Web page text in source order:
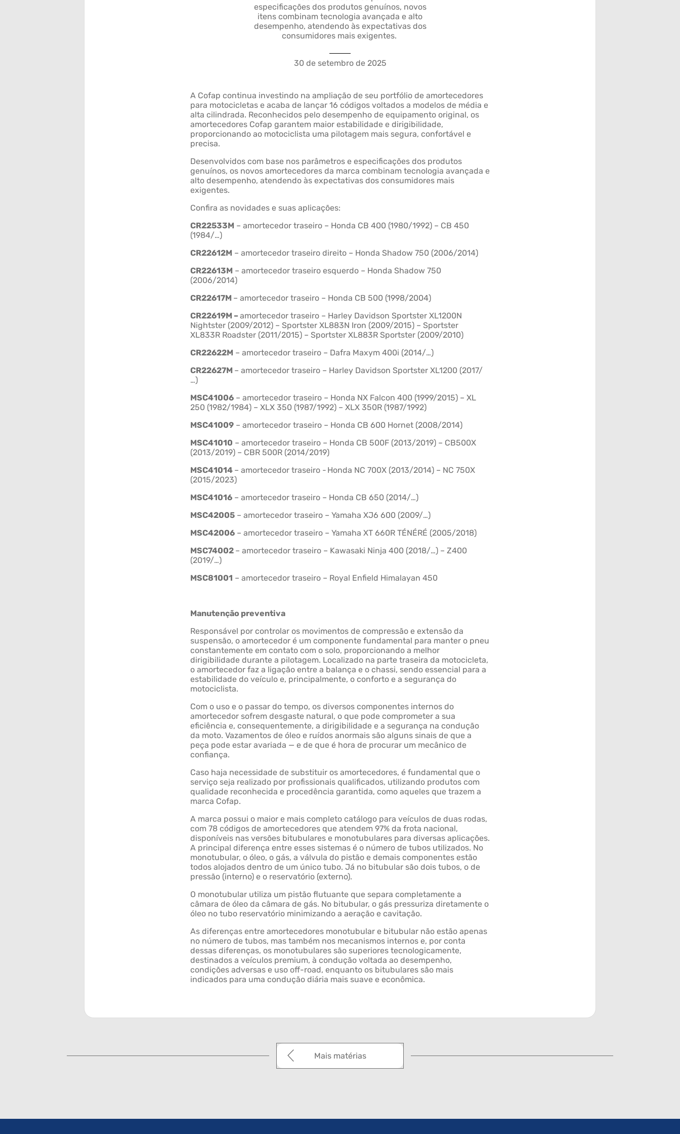
especificações dos produtos genuínos, novos
itens combinam tecnologia avançada e alto
desempenho, atendendo às expectativas dos
consumidores mais exigentes.
30 de setembro de 2025
A Cofap continua investindo na ampliação de seu portfólio de amortecedores
para motocicletas e acaba de lançar 16 códigos voltados a modelos de média e
alta cilindrada. Reconhecidos pelo desempenho de equipamento original, os
amortecedores Cofap garantem maior estabilidade e dirigibilidade,
proporcionando ao motociclista uma pilotagem mais segura, confortável e
precisa.
Desenvolvidos com base nos parâmetros e especificações dos produtos
genuínos, os novos amortecedores da marca combinam tecnologia avançada e
alto desempenho, atendendo às expectativas dos consumidores mais
exigentes.
Confira as novidades e suas aplicações:
CR22533M – amortecedor traseiro – Honda CB 400 (1980/1992) – CB 450
(1984/…)
CR22612M – amortecedor traseiro direito – Honda Shadow 750 (2006/2014)
CR22613M – amortecedor traseiro esquerdo – Honda Shadow 750
(2006/2014)
CR22617M – amortecedor traseiro – Honda CB 500 (1998/2004)
CR22619M –amortecedor traseiro – Harley Davidson Sportster XL1200N
Nightster (2009/2012) – Sportster XL883N Iron (2009/2015) – Sportster
XL833R Roadster (2011/2015) – Sportster XL883R Sportster (2009/2010)
CR22622M – amortecedor traseiro – Dafra Maxym 400i (2014/…)
CR22627M – amortecedor traseiro – Harley Davidson Sportster XL1200 (2017/
…)
MSC41006 – amortecedor traseiro – Honda NX Falcon 400 (1999/2015) – XL
250 (1982/1984) – XLX 350 (1987/1992) – XLX 350R (1987/1992)
MSC41009 – amortecedor traseiro – Honda CB 600 Hornet (2008/2014)
MSC41010 – amortecedor traseiro – Honda CB 500F (2013/2019) – CB500X
(2013/2019) – CBR 500R (2014/2019)
MSC41014 – amortecedor traseiro - Honda NC 700X (2013/2014) – NC 750X
(2015/2023)
MSC41016 – amortecedor traseiro – Honda CB 650 (2014/…)
MSC42005 – amortecedor traseiro – Yamaha XJ6 600 (2009/…)
MSC42006 – amortecedor traseiro – Yamaha XT 660R TÉNÉRÉ (2005/2018)
MSC74002 – amortecedor traseiro – Kawasaki Ninja 400 (2018/…) – Z400
(2019/…)
MSC81001 – amortecedor traseiro – Royal Enfield Himalayan 450
Manutenção preventiva
Responsável por controlar os movimentos de compressão e extensão da
suspensão, o amortecedor é um componente fundamental para manter o pneu
constantemente em contato com o solo, proporcionando a melhor
dirigibilidade durante a pilotagem. Localizado na parte traseira da motocicleta,
o amortecedor faz a ligação entre a balança e o chassi, sendo essencial para a
estabilidade do veículo e, principalmente, o conforto e a segurança do
motociclista.
Com o uso e o passar do tempo, os diversos componentes internos do
amortecedor sofrem desgaste natural, o que pode comprometer a sua
eficiência e, consequentemente, a dirigibilidade e a segurança na condução
da moto. Vazamentos de óleo e ruídos anormais são alguns sinais de que a
peça pode estar avariada — e de que é hora de procurar um mecânico de
confiança.
Caso haja necessidade de substituir os amortecedores, é fundamental que o
serviço seja realizado por profissionais qualificados, utilizando produtos com
qualidade reconhecida e procedência garantida, como aqueles que trazem a
marca Cofap.
A marca possui o maior e mais completo catálogo para veículos de duas rodas,
com 78 códigos de amortecedores que atendem 97% da frota nacional,
disponíveis nas versões bitubulares e monotubulares para diversas aplicações.
A principal diferença entre esses sistemas é o número de tubos utilizados. No
monotubular, o óleo, o gás, a válvula do pistão e demais componentes estão
todos alojados dentro de um único tubo. Já no bitubular são dois tubos, o de
pressão (interno) e o reservatório (externo).
O monotubular utiliza um pistão flutuante que separa completamente a
câmara de óleo da câmara de gás. No bitubular, o gás pressuriza diretamente o
óleo no tubo reservatório minimizando a aeração e cavitação.
As diferenças entre amortecedores monotubular e bitubular não estão apenas
no número de tubos, mas também nos mecanismos internos e, por conta
dessas diferenças, os monotubulares são superiores tecnologicamente,
destinados a veículos premium, à condução voltada ao desempenho,
condições adversas e uso off-road, enquanto os bitubulares são mais
indicados para uma condução diária mais suave e econômica.
Mais matérias